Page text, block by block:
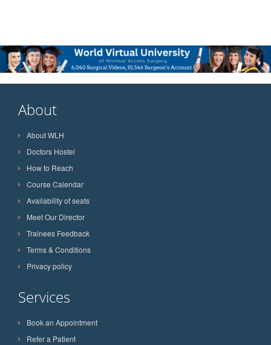
About
About WLH
Doctors Hostel
How to Reach
Course Calendar
Availability of seats
Meet Our Director
Trainees Feedback
Terms & Conditions
Privacy policy
Services
Book an Appointment
Refer a Patient